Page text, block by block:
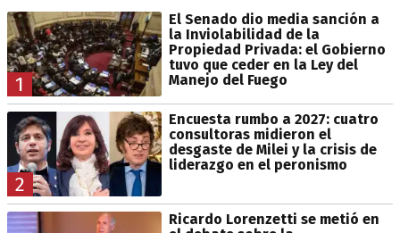
1
El Senado dio media sanción a
la Inviolabilidad de la
Propiedad Privada: el Gobierno
tuvo que ceder en la Ley del
Manejo del Fuego
2
Encuesta rumbo a 2027: cuatro
consultoras midieron el
desgaste de Milei y la crisis de
liderazgo en el peronismo
Ricardo Lorenzetti se metió en